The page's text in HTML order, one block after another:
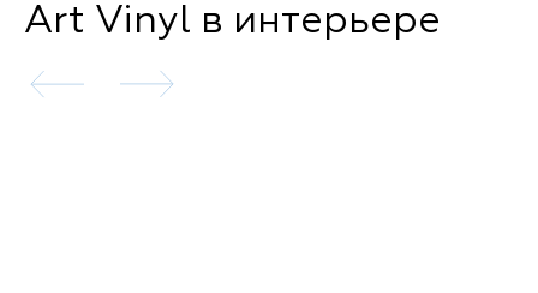
Art Vinyl в интерьере